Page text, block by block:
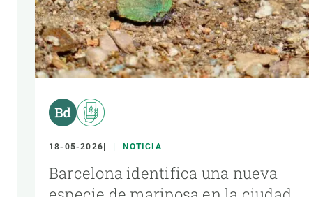
18-05-2026 NOTICIA
Barcelona identifica una nueva